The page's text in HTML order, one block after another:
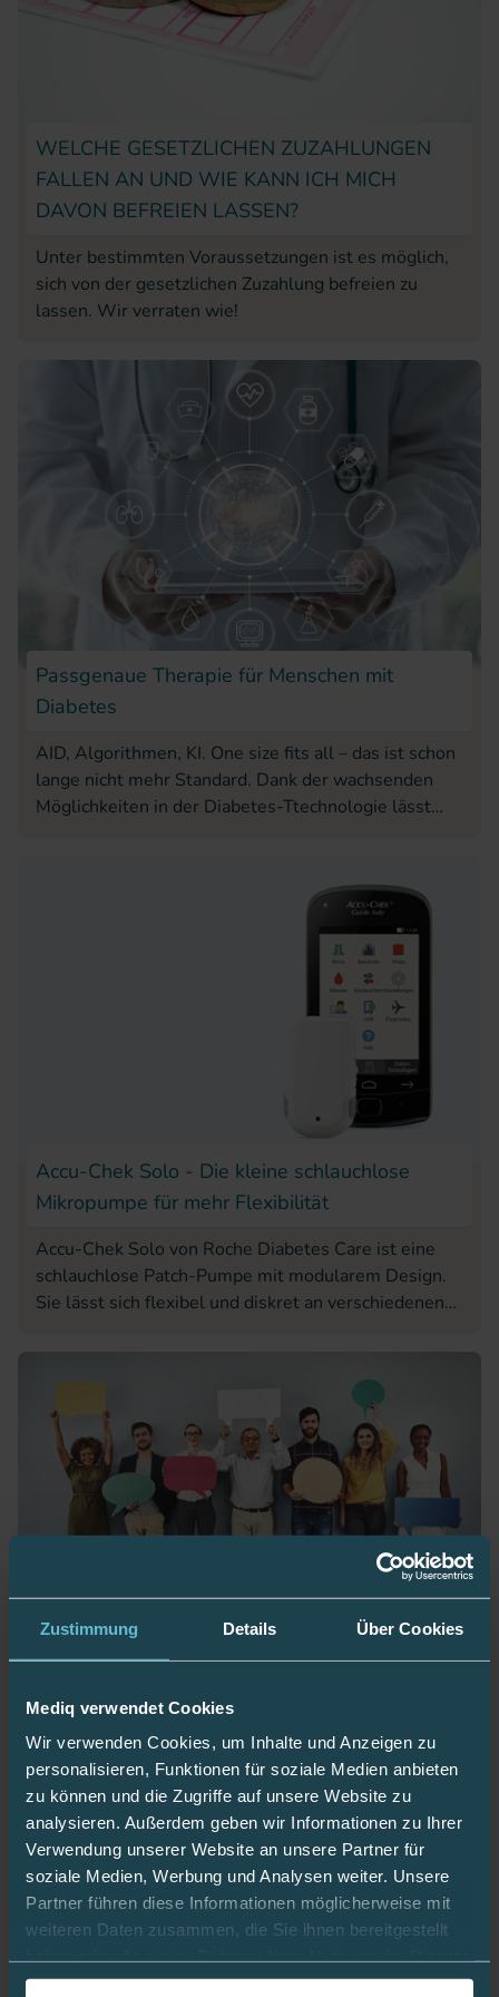
Zustimmung Details Über Cookies
Mediq verwendet Cookies
Wir verwenden Cookies, um Inhalte und Anzeigen zu
personalisieren, Funktionen für soziale Medien anbieten
zu können und die Zugriffe auf unsere Website zu
analysieren. Außerdem geben wir Informationen zu Ihrer
Verwendung unserer Website an unsere Partner für
soziale Medien, Werbung und Analysen weiter. Unsere
Partner führen diese Informationen möglicherweise mit
weiteren Daten zusammen, die Sie ihnen bereitgestellt
gesammelt haben.
WELCHE GESETZLICHEN ZUZAHLUNGEN
FALLEN AN UND WIE KANN ICH MICH
DAVON BEFREIEN LASSEN?
Unter bestimmten Voraussetzungen ist es möglich,
sich von der gesetzlichen Zuzahlung befreien zu
lassen. Wir verraten wie!
Passgenaue Therapie für Menschen mit
Diabetes
AID, Algorithmen, KI. One size fits all – das ist schon
lange nicht mehr Standard. Dank der wachsenden
Möglichkeiten in der Diabetes-Ttechnologie lässt
Accu-Chek Solo - Die kleine schlauchlose
Mikropumpe für mehr Flexibilität
Accu-Chek Solo von Roche Diabetes Care ist eine
schlauchlose Patch-Pumpe mit modularem Design.
Sie lässt sich flexibel und diskret an verschiedenen
nach Bedarf individuell zu wechseln – ohne dabei
unnötig Insulin zu verschwenden.
Wertschätzende Kommunikation -
Positionspapier zu patientengerechter Sprache
Die Initiative „Language Matters“ setzt sich für einen
sensiblen und nicht diskriminierenden
Sprachgebrauch im Zusammenhang mit Diabetes ein.